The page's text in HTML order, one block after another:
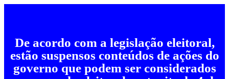
De acordo com a legislação eleitoral,
estão suspensos conteúdos de ações do
governo que podem ser considerados